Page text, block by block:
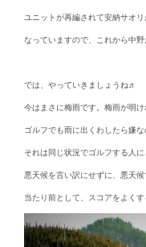
ユニットが再編されて安納サオ
なっていますので、これから中
では、やっていきましょうね♬
今はまさに梅雨です。梅雨が明
ゴルフでも雨に出くわしたら嫌な
それは同じ状況でゴルフする人
悪天候を言い訳にせずに、悪天
当たり前として、スコアをよく